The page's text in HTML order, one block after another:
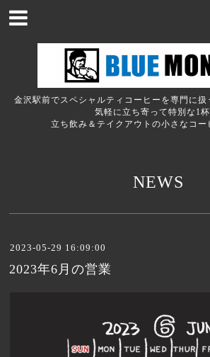
金沢駅前でスペシャルティコーヒーを専門に扱
気軽に立ち寄って特別な1杯
立ち飲み＆テイクアウトの小さなコー
NEWS
2023-05-29 16:09:00
2023年6月の営業